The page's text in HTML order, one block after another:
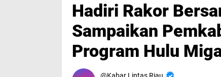
Hadiri Rakor
Sampaikan
Program Hulu